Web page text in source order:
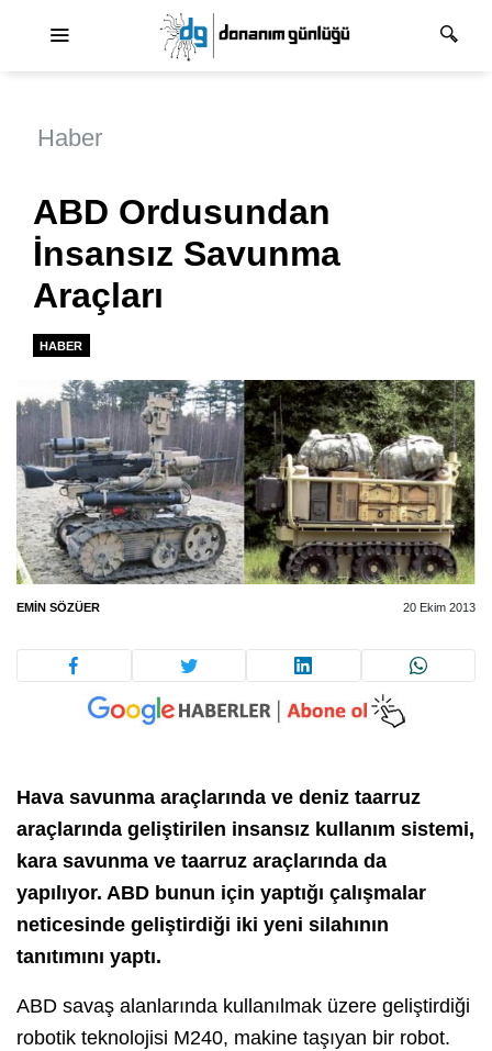
Haber
ABD Ordusundan
İnsansız Savunma
Araçları
HABER
EMIN SÖZÜER 20 Ekim 2013
Hava savunma araçlarında ve deniz taarruz
araçlarında geliştirilen insansız kullanım sistemi,
kara savunma ve taarruz araçlarında da
yapılıyor. ABD bunun için yaptığı çalışmalar
neticesinde geliştirdiği iki yeni silahının
tanıtımını yaptı.
ABD savaş alanlarında kullanılmak üzere geliştirdiği
robotik teknolojisi M240, makine taşıyan bir robot.